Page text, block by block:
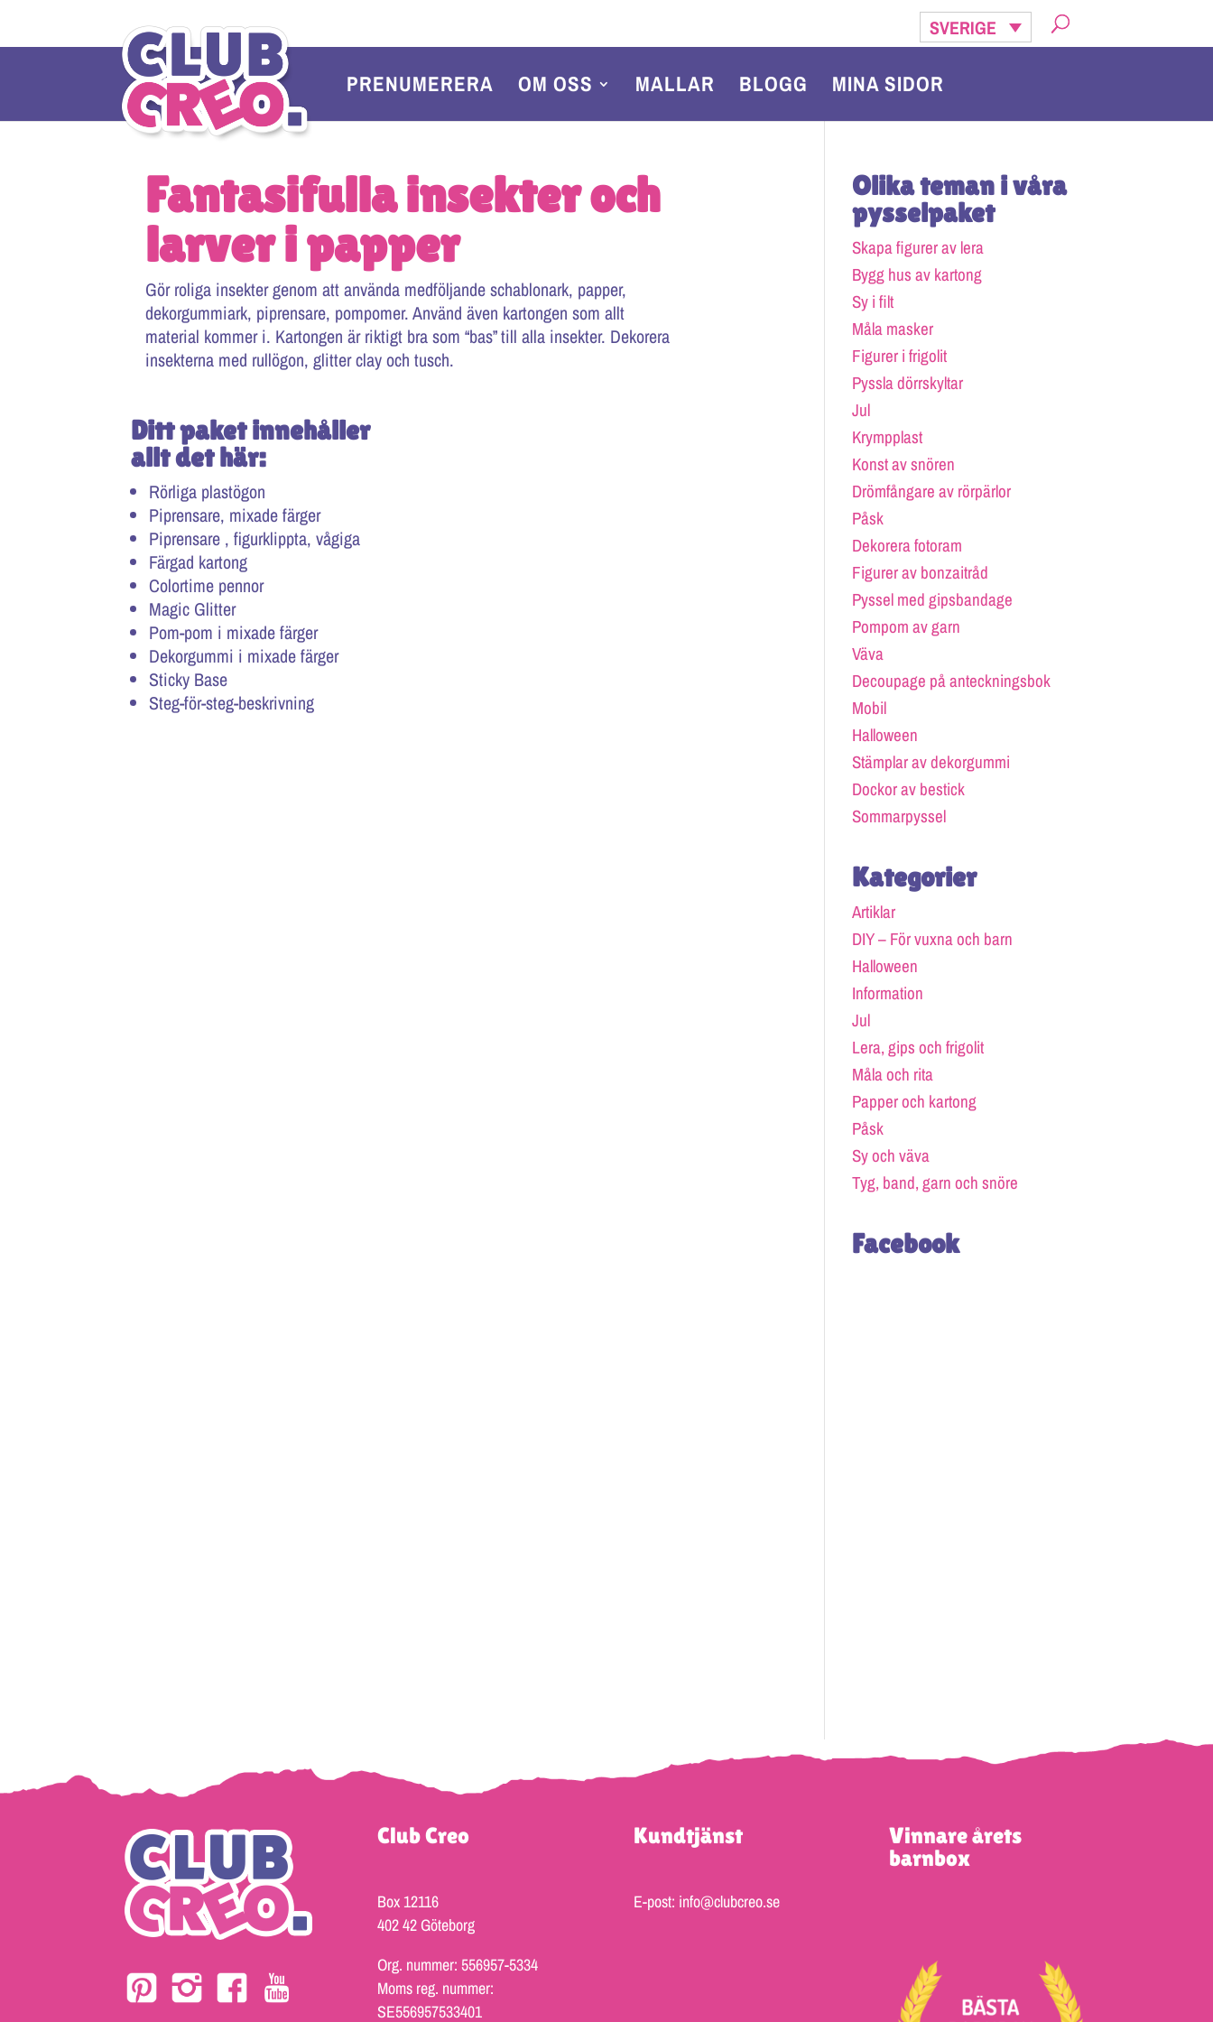
SVERIGE
PRENUMERERA OM OSS MALLAR BLOGG MINA SIDOR
Fantasifulla insekter och
larver i papper
Gör roliga insekter genom att använda medföljande schablonark, papper,
dekorgummiark, piprensare, pompomer. Använd även kartongen som allt
material kommer i. Kartongen är riktigt bra som “bas” till alla insekter. Dekorera
insekterna med rullögon, glitter clay och tusch.
Ditt paket innehåller
allt det här:
Rörliga plastögon
Piprensare, mixade färger
Piprensare , figurklippta, vågiga
Färgad kartong
Colortime pennor
Magic Glitter
Pom-pom i mixade färger
Dekorgummi i mixade färger
Sticky Base
Steg-för-steg-beskrivning
Olika teman i våra
pysselpaket
Skapa figurer av lera
Bygg hus av kartong
Sy i filt
Måla masker
Figurer i frigolit
Pyssla dörrskyltar
Jul
Krympplast
Konst av snören
Drömfångare av rörpärlor
Påsk
Dekorera fotoram
Figurer av bonzaitråd
Pyssel med gipsbandage
Pompom av garn
Väva
Decoupage på anteckningsbok
Mobil
Halloween
Stämplar av dekorgummi
Dockor av bestick
Sommarpyssel
Kategorier
Artiklar
DIY – För vuxna och barn
Halloween
Information
Jul
Lera, gips och frigolit
Måla och rita
Papper och kartong
Påsk
Sy och väva
Tyg, band, garn och snöre
Facebook
Club Creo
Box 12116
402 42 Göteborg
Org. nummer: 556957-5334
Moms reg. nummer:
SE556957533401
Kundtjänst
E-post: info@clubcreo.se
Vinnare årets
barnbox